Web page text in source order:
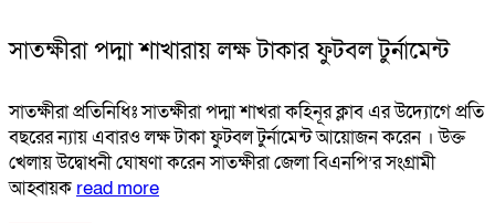
সাতক্ষীরা পদ্মা শাখারায় লক্ষ টাকার ফুটবল টুর্নামেন্ট
সাতক্ষীরা প্রতিনিধিঃ সাতক্ষীরা পদ্মা শাখরা কহিনূর ক্লাব এর উদ্যোগে প্রতি
বছরের ন্যায় এবারও লক্ষ টাকা ফুটবল টুর্নামেন্ট আয়োজন করেন । উক্ত
খেলায় উদ্বোধনী ঘোষণা করেন সাতক্ষীরা জেলা বিএনপি’র সংগ্রামী
আহ্বায়ক read more